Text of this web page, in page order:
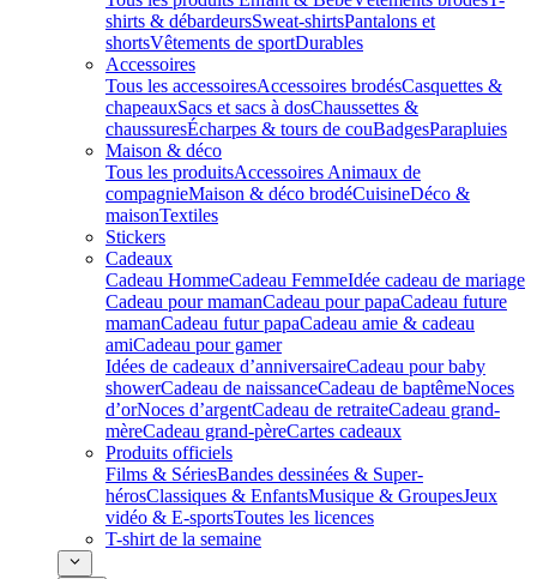
shirts & débardeursSweat-shirtsPantalons et
shortsVêtements de sportDurables
Accessoires
Tous les accessoiresAccessoires brodésCasquettes &
chapeauxSacs et sacs à dosChaussettes &
chaussuresÉcharpes & tours de couBadgesParapluies
Maison & déco
Tous les produitsAccessoires Animaux de
compagnieMaison & déco brodéCuisineDéco &
maisonTextiles
Stickers
Cadeaux
Cadeau HommeCadeau FemmeIdée cadeau de mariage​
Cadeau pour mamanCadeau pour papaCadeau future
mamanCadeau futur papaCadeau amie & cadeau
amiCadeau pour gamer
Idées de cadeaux d’anniversaireCadeau pour baby
showerCadeau de naissanceCadeau de baptêmeNoces
d’orNoces d’argentCadeau de retraiteCadeau grand-
mèreCadeau grand-pèreCartes cadeaux
Produits officiels
Films & SériesBandes dessinées & Super-
hérosClassiques & EnfantsMusique & GroupesJeux
vidéo & E-sportsToutes les licences
T-shirt de la semaine